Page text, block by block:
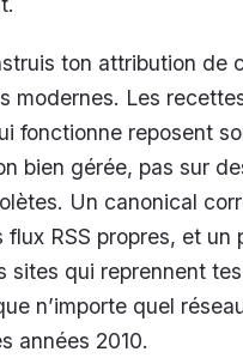
ton attribution de
modernes. Les
fonctionne reposent
bien gérée, pas sur
Un canonical
flux RSS propres, et un
sites qui reprennent
n’importe quel
années 2010.